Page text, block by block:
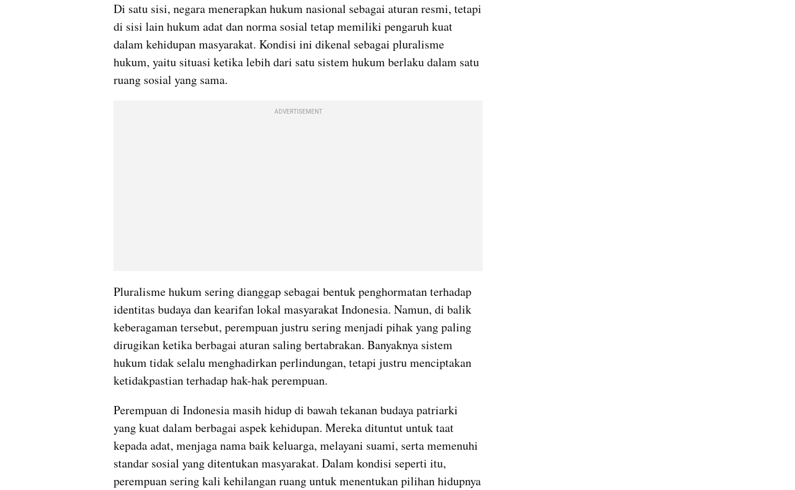
Di satu sisi, negara menerapkan hukum nasional sebagai aturan resmi, tetapi
di sisi lain hukum adat dan norma sosial tetap memiliki pengaruh kuat
dalam kehidupan masyarakat. Kondisi ini dikenal sebagai pluralisme
hukum, yaitu situasi ketika lebih dari satu sistem hukum berlaku dalam satu
ruang sosial yang sama.
ADVERTISEMENT
Pluralisme hukum sering dianggap sebagai bentuk penghormatan terhadap
identitas budaya dan kearifan lokal masyarakat Indonesia. Namun, di balik
keberagaman tersebut, perempuan justru sering menjadi pihak yang paling
dirugikan ketika berbagai aturan saling bertabrakan. Banyaknya sistem
hukum tidak selalu menghadirkan perlindungan, tetapi justru menciptakan
ketidakpastian terhadap hak-hak perempuan.
Perempuan di Indonesia masih hidup di bawah tekanan budaya patriarki
yang kuat dalam berbagai aspek kehidupan. Mereka dituntut untuk taat
kepada adat, menjaga nama baik keluarga, melayani suami, serta memenuhi
standar sosial yang ditentukan masyarakat. Dalam kondisi seperti itu,
perempuan sering kali kehilangan ruang untuk menentukan pilihan hidupnya